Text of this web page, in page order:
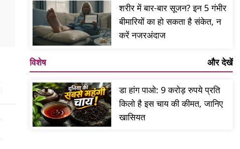
शरीर में बार-बार सूजन? इन 5 गंभीर
बीमारियों का हो सकता है संकेत, न
करें नजरअंदाज
विशेष और देखें
डा हांग पाओ: 9 करोड़ रुपये प्रति
किलो है इस चाय की कीमत, जानिए
खासियत